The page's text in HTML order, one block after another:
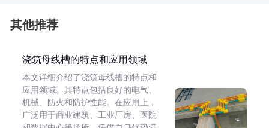
其他推荐
浇筑母线槽的特点和应用领域
本文详细介绍了浇筑母线槽的特点和
应用领域。其特点包括良好的电气、
机械、防火和防护性能。在应用上，
广泛用于商业建筑、工业厂房、医院